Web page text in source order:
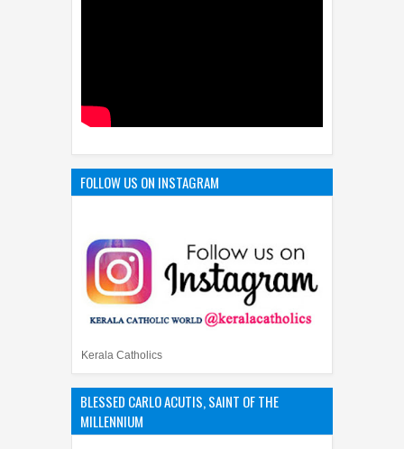
FOLLOW US ON INSTAGRAM
Kerala Catholics